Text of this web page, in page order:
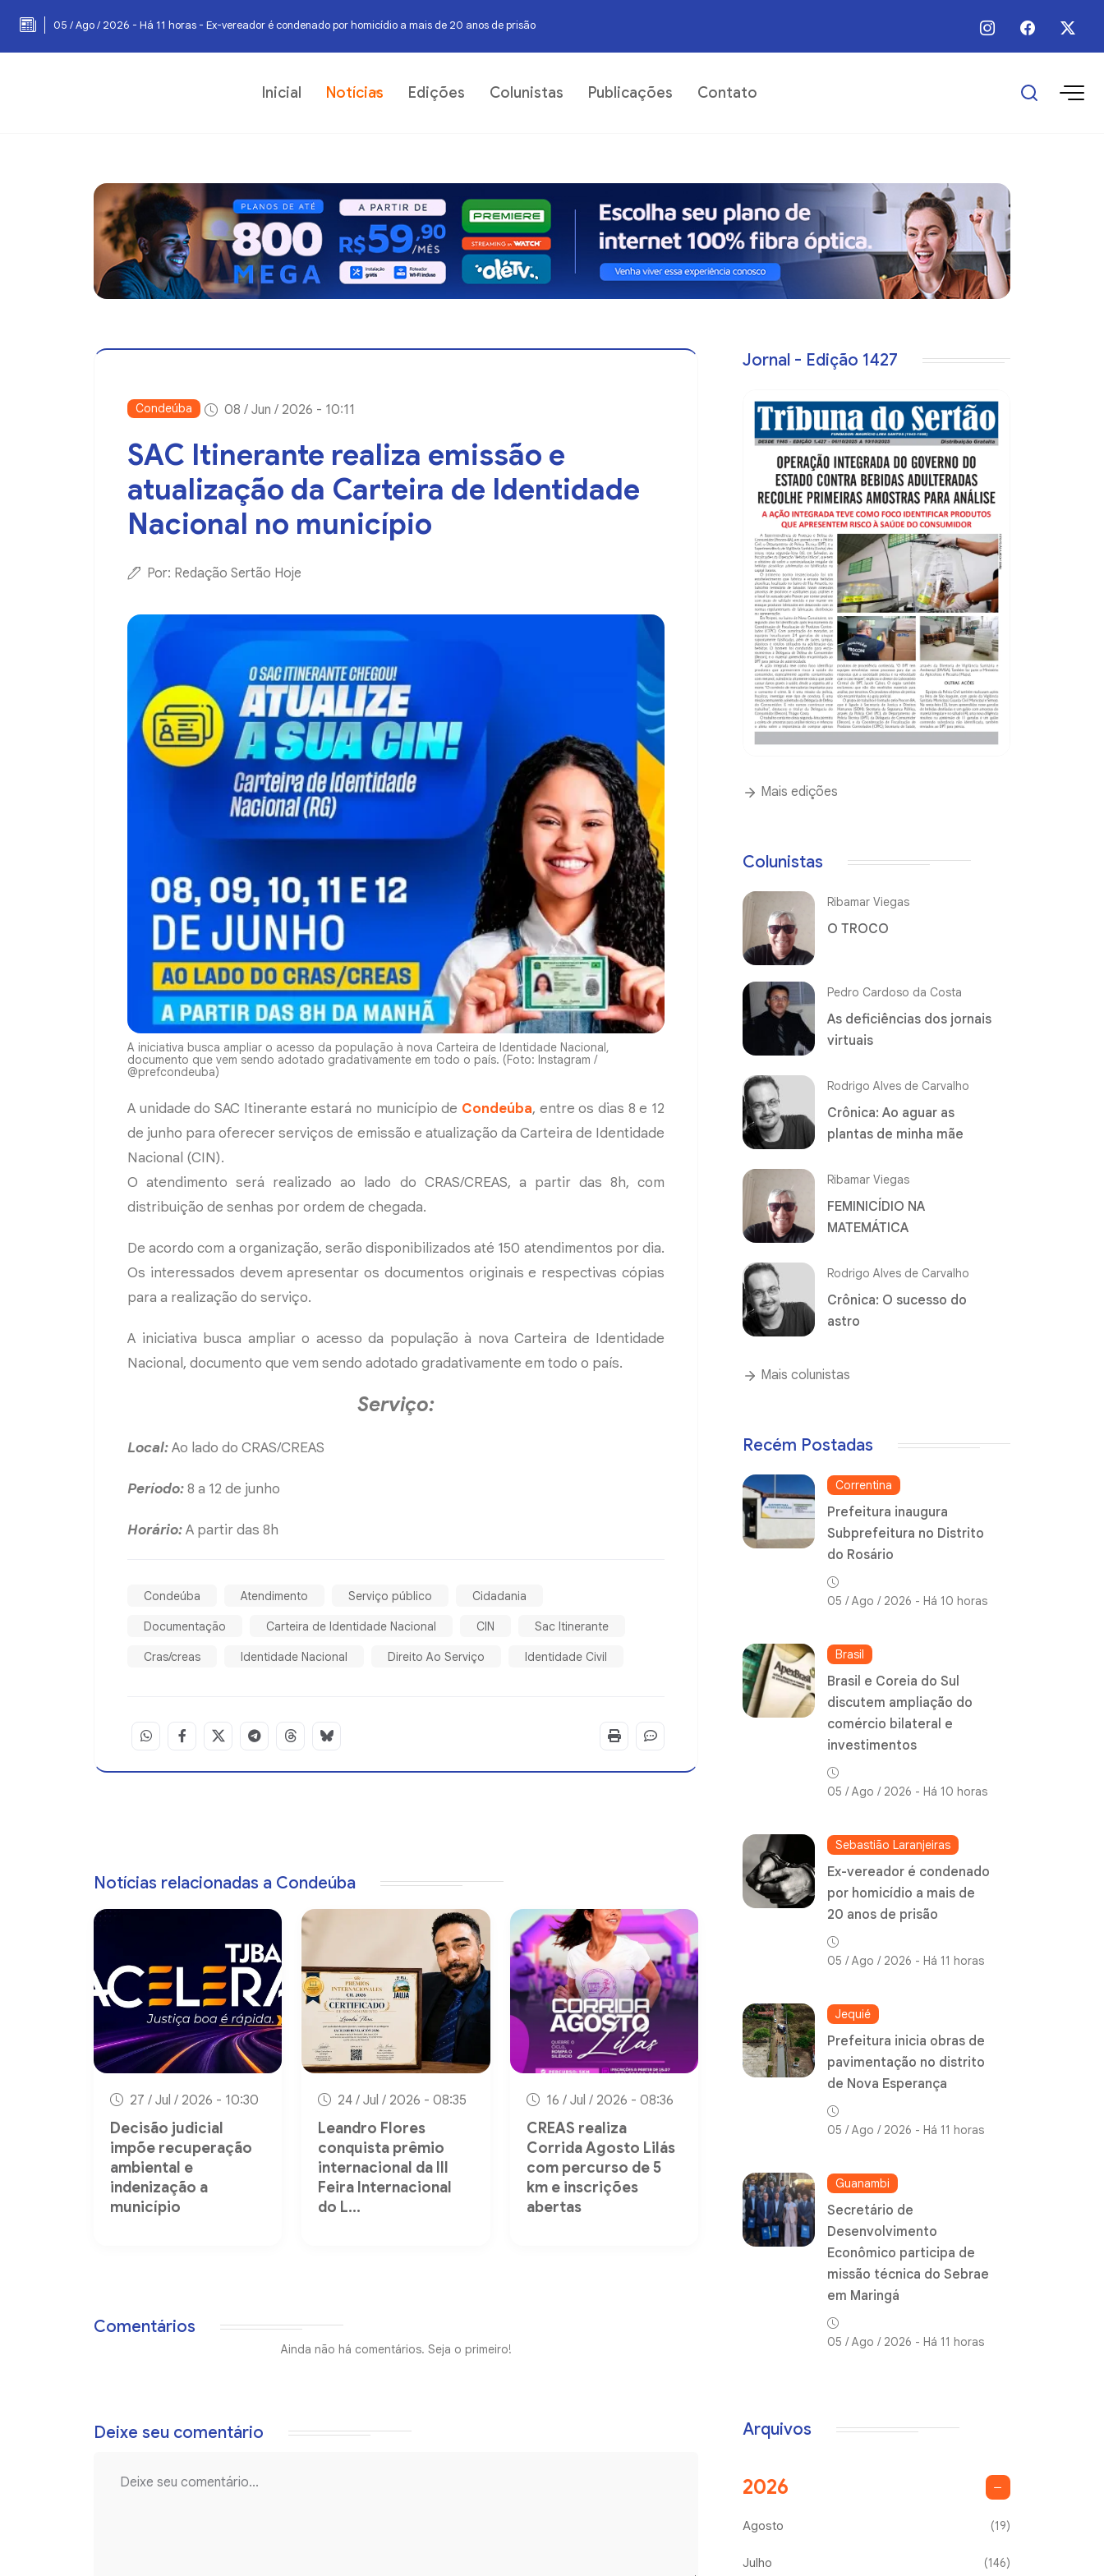
05 / Ago / 2026 - Há 11 horas - Ex-vereador é condenado por homicídio a mais de 20 anos de prisão 05 / Ago / 2026 - Há 11 horas - Prefeitura inicia obras de pavimentação no
Inicial Notícias Edições Colunistas Publicações Contato
Condeúba 08 / Jun / 2026 - 10:11
SAC Itinerante realiza emissão e
atualização da Carteira de Identidade
Nacional no município
Por: Redação Sertão Hoje
A iniciativa busca ampliar o acesso da população à nova Carteira de Identidade Nacional,
documento que vem sendo adotado gradativamente em todo o país. (Foto: Instagram /
@prefcondeuba)
A unidade do SAC Itinerante estará no município de Condeúba, entre os dias 8 e 12
de junho para oferecer serviços de emissão e atualização da Carteira de Identidade
Nacional (CIN).
O atendimento será realizado ao lado do CRAS/CREAS, a partir das 8h, com
distribuição de senhas por ordem de chegada.
De acordo com a organização, serão disponibilizados até 150 atendimentos por dia.
Os interessados devem apresentar os documentos originais e respectivas cópias
para a realização do serviço.
A iniciativa busca ampliar o acesso da população à nova Carteira de Identidade
Nacional, documento que vem sendo adotado gradativamente em todo o país.
Serviço:
Local:Ao lado do CRAS/CREAS
Período:8 a 12 de junho
Horário:A partir das 8h
Condeúba Atendimento Serviço público Cidadania
Documentação Carteira de Identidade Nacional CIN Sac Itinerante
Cras/creas Identidade Nacional Direito Ao Serviço Identidade Civil
Notícias relacionadas a Condeúba
27 / Jul / 2026 - 10:30
Decisão judicial
impõe recuperação
ambiental e
indenização a
município
24 / Jul / 2026 - 08:35
Leandro Flores
conquista prêmio
internacional da III
Feira Internacional
do L...
16 / Jul / 2026 - 08:36
CREAS realiza
Corrida Agosto Lilás
com percurso de 5
km e inscrições
abertas
Comentários
Ainda não há comentários. Seja o primeiro!
Deixe seu comentário
Jornal - Edição 1427
Mais edições
Colunistas
Ribamar Viegas
O TROCO
Pedro Cardoso da Costa
As deficiências dos jornais
virtuais
Rodrigo Alves de Carvalho
Crônica: Ao aguar as
plantas de minha mãe
Ribamar Viegas
FEMINICÍDIO NA
MATEMÁTICA
Rodrigo Alves de Carvalho
Crônica: O sucesso do
astro
Mais colunistas
Recém Postadas
Correntina
Prefeitura inaugura
Subprefeitura no Distrito
do Rosário
05 / Ago / 2026 - Há 10 horas
Brasil
Brasil e Coreia do Sul
discutem ampliação do
comércio bilateral e
investimentos
05 / Ago / 2026 - Há 10 horas
Sebastião Laranjeiras
Ex-vereador é condenado
por homicídio a mais de
20 anos de prisão
05 / Ago / 2026 - Há 11 horas
Jequié
Prefeitura inicia obras de
pavimentação no distrito
de Nova Esperança
05 / Ago / 2026 - Há 11 horas
Guanambi
Secretário de
Desenvolvimento
Econômico participa de
missão técnica do Sebrae
em Maringá
05 / Ago / 2026 - Há 11 horas
Arquivos
2026
Agosto (19)
Julho (146)